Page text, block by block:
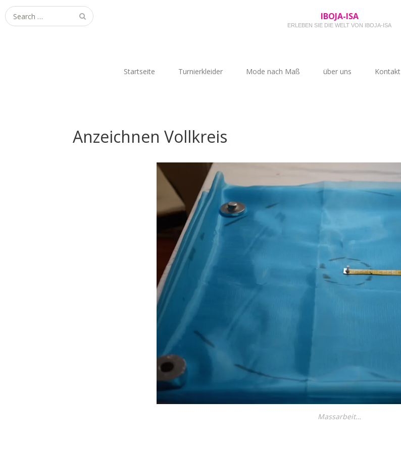
IBOJA-ISA
ERLEBEN SIE DIE WELT VON IBOJA-ISA
Search
for:
Startseite Turnierkleider Mode nach Maß über uns Kontakt
Anzeichnen Vollkreis
Massarbeit…